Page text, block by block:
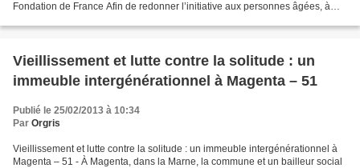
Fondation de France Afin de redonner l’initiative aux personnes âgées, à
Vieillissement et lutte contre la solitude : un
immeuble intergénérationnel à Magenta – 51
Publié le 25/02/2013 à 10:34
Par Orgris
Vieillissement et lutte contre la solitude : un immeuble intergénérationnel à
Magenta – 51 - À Magenta, dans la Marne, la commune et un bailleur social